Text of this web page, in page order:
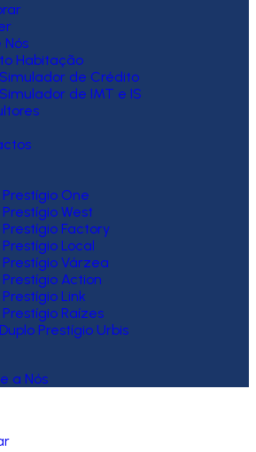
Nós
Habitação
Simulador de Crédito
Simulador de IMT e IS
Prestígio One
Prestígio West
Prestígio Factory
Prestígio Local
Prestígio Várzea
Prestígio Action
Prestígio Link
Prestígio Raízes
Duplo Prestígio Urbis
a Nós